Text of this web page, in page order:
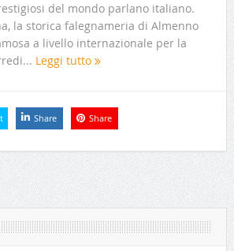
del mondo parlano italiano.
la storica falegnameria di Almenno
a livello internazionale per la
Leggi tutto
Share Share